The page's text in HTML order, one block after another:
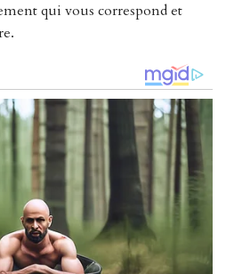
qui vous correspond et